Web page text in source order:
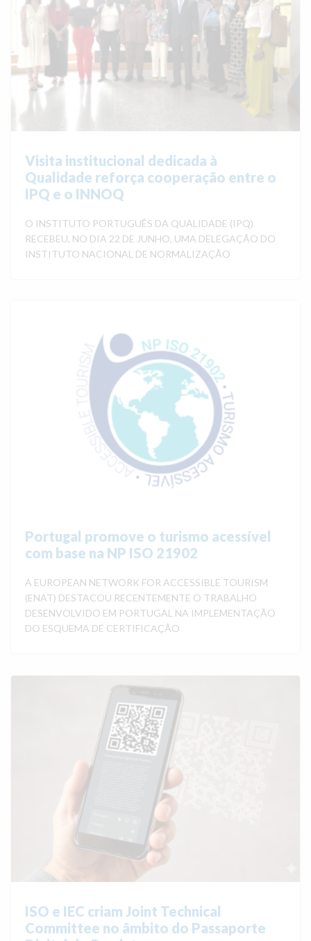
Visita institucional dedicada à
Qualidade reforça cooperação entre o
IPQ e o INNOQ
O INSTITUTO PORTUGUÊS DA QUALIDADE (IPQ)
RECEBEU, NO DIA 22 DE JUNHO, UMA DELEGAÇÃO DO
INSTITUTO NACIONAL DE NORMALIZAÇÃO
Portugal promove o turismo acessível
com base na NP ISO 21902
A EUROPEAN NETWORK FOR ACCESSIBLE TOURISM
(ENAT) DESTACOU RECENTEMENTE O TRABALHO
DESENVOLVIDO EM PORTUGAL NA IMPLEMENTAÇÃO
DO ESQUEMA DE CERTIFICAÇÃO
ISO e IEC criam Joint Technical
Committee no âmbito do Passaporte